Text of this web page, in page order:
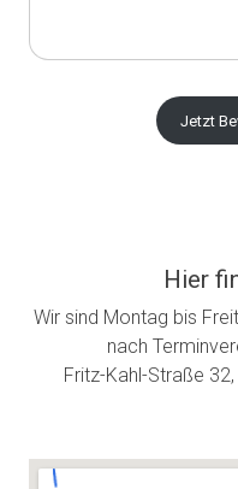
Jetzt
Hier
Wir sind Montag bis
nach
Fritz-Kahl-Straße